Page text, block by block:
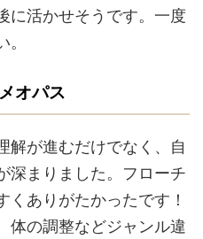
に活かせそうです。一度
オパス
解が進むだけでなく、自
深まりました。フローチ
ありがたかったです！
体の調整などジャンル違